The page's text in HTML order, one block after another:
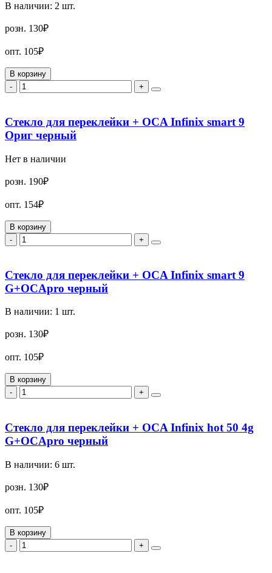
В наличии: 2 шт.
розн. 130₽
опт. 105₽
В корзину
-
+
Стекло для переклейки + OCA Infinix smart 9
Ориг черный
Нет в наличии
розн. 190₽
опт. 154₽
В корзину
-
+
Стекло для переклейки + OCA Infinix smart 9
G+OCApro черный
В наличии: 1 шт.
розн. 130₽
опт. 105₽
В корзину
-
+
Стекло для переклейки + OCA Infinix hot 50 4g
G+OCApro черный
В наличии: 6 шт.
розн. 130₽
опт. 105₽
В корзину
-
+